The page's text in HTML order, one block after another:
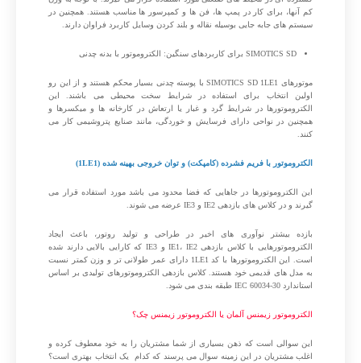
کم آنها، برای کار در پمپ ها، فن ها و کمپرسور ها مناسب هستند. همچنین در
سیستم های جابه جایی بوسیله نقاله و بلند کردن وسایل کاربرد فراوان دارند.
SIMOTICS SD برای کاربردهای سنگین: الکتروموتور با بدنه چدنی
موتورهای SIMOTICS SD 1LE1 با پوسته چدنی بسیار محکم هستند و از این رو
اولین انتخاب برای استفاده در شرایط سخت محیطی می باشند. این
الکتروموتورها در شرایط گرد و غبار یا ارتعاش در کارخانه ها و میکسرها و
همچنین در نواحی دارای فرسایش و خوردگی، مانند صنایع پتروشیمی کار می
کنند.
الکتروموتور با فریم فشرده (کامپکت) و توان خروجی بهینه شده (1LE1)
این الکتروموتورها در جاهایی که فضا محدود می باشد مورد استفاده قرار می
گیرند و در کلاس های بازدهی IE2 و IE3 عرضه می شوند.
بازده بیشتر نوآوری های اخیر در طراحی و تولید روتور، باعث ایجاد
الکتروموتورهایی با کلاس بازدهی IE1، IE2 و IE3 که کارایی بالایی دارند شده
است. این الکتروموتورها با کد 1LE1 دارای عمر طولانی تر و وزن کمتر نسبت
به مدل های قدیمی خود هستند. کلاس بازدهی الکتروموتورهای تولیدی بر اساس
استاندارد IEC 60034-30 طبقه بندی می شود.
الکتروموتور زیمنس آلمان یا الکتروموتور زیمنس چک؟
این سوالی است که ذهن بسیاری از شما مشتریان را به خود معطوف کرده و
اغلب مشتریان در این زمینه سوال می پرسند که کدام یک انتخاب بهتری است؟